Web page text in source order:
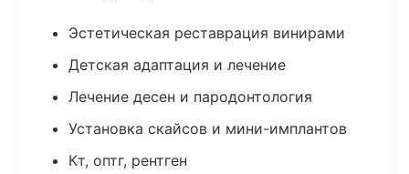
Эстетическая реставрация винирами
Детская адаптация и лечение
Лечение десен и пародонтология
Установка скайсов и мини-имплантов
Кт, оптг, рентген